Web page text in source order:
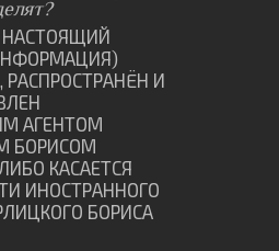
НАСТОЯЩИЙ
РАСПРОСТРАНËН И
АГЕНТОМ
БОРИСОМ
КАСАЕТСЯ
ИНОСТРАННОГО
БОРИСА